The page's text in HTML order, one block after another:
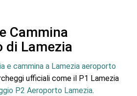
Cammina
di Lamezia
e cammina a Lamezia aeroporto
ufficiali come il P1 Lamezia
P2 Aeroporto Lamezia.